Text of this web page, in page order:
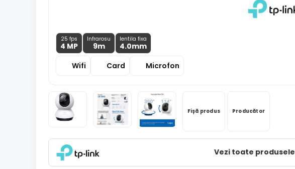
25 fps
4 MP
Infrarosu
9m
lentila fixa
4.0mm
Wifi
Card Microfon
Fișă produs Producător
Vezi toate produsele